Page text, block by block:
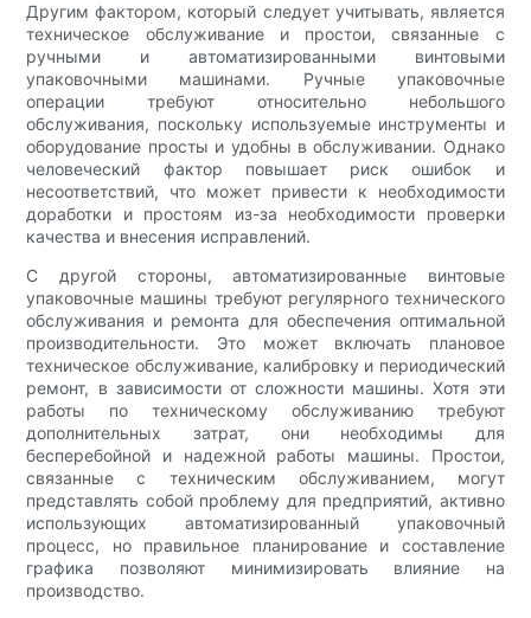
Другим фактором, который следует учитывать, является
техническое обслуживание и простои, связанные с
ручными и автоматизированными винтовыми
упаковочными машинами. Ручные упаковочные
операции требуют относительно небольшого
обслуживания, поскольку используемые инструменты и
оборудование просты и удобны в обслуживании. Однако
человеческий фактор повышает риск ошибок и
несоответствий, что может привести к необходимости
доработки и простоям из-за необходимости проверки
качества и внесения исправлений.
С другой стороны, автоматизированные винтовые
упаковочные машины требуют регулярного технического
обслуживания и ремонта для обеспечения оптимальной
производительности. Это может включать плановое
техническое обслуживание, калибровку и периодический
ремонт, в зависимости от сложности машины. Хотя эти
работы по техническому обслуживанию требуют
дополнительных затрат, они необходимы для
бесперебойной и надежной работы машины. Простои,
связанные с техническим обслуживанием, могут
представлять собой проблему для предприятий, активно
использующих автоматизированный упаковочный
процесс, но правильное планирование и составление
графика позволяют минимизировать влияние на
производство.